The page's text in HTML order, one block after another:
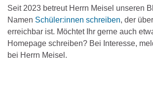
Seit 2023 betreut Herrn Meisel unseren
Namen Schüler:innen schreiben, der
erreichbar ist. Möchtet Ihr gerne auch
Homepage schreiben? Bei Interesse,
bei Herrn Meisel.